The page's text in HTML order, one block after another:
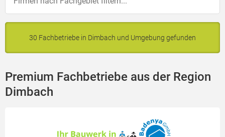
30 Fachbetriebe in Dimbach und Umgebung gefunden
Premium Fachbetriebe aus der Region
Dimbach